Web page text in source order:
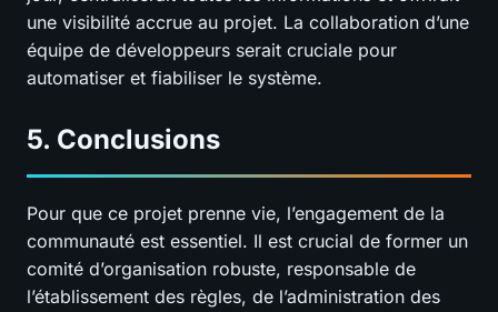
une visibilité accrue au projet. La collaboration d’une
équipe de développeurs serait cruciale pour
automatiser et fiabiliser le système.
5. Conclusions
Pour que ce projet prenne vie, l’engagement de la
communauté est essentiel. Il est crucial de former un
comité d’organisation robuste, responsable de
l’établissement des règles, de l’administration des